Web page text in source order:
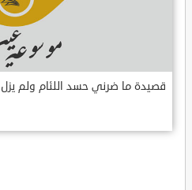
قصيدة ما ضرني حسد اللئام ولم